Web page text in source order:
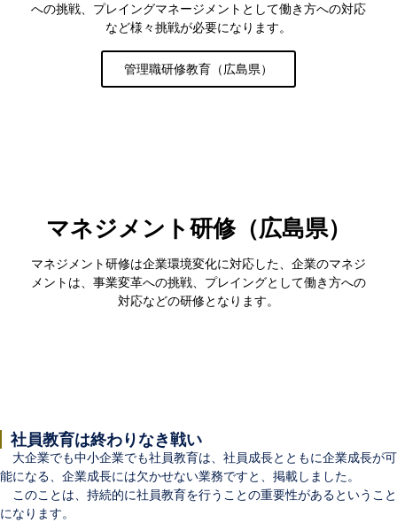
への挑戦、プレイングマネージメントとして働き方への対応
など様々挑戦が必要になります。
管理職研修教育（広島県）
マネジメント研修（広島県）
マネジメント研修は企業環境変化に対応した、企業のマネジ
メントは、事業変革への挑戦、プレイングとして働き方への
対応などの研修となります。
社員教育は終わりなき戦い
大企業でも中小企業でも社員教育は、社員成長とともに企業成長が可
能になる、企業成長には欠かせない業務ですと、掲載しました。
このことは、持続的に社員教育を行うことの重要性があるということ
になります。